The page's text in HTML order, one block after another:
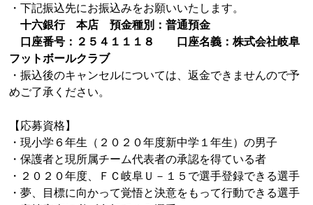
・下記振込先にお振込みをお願いいたします。
十六銀行 本店 預金種別：普通預金
口座番号：２５４１１１８ 口座名義：株式会社岐阜
フットボールクラブ
・振込後のキャンセルについては、返金できませんので予
めご了承ください。
【応募資格】
・現小学６年生（２０２０年度新中学１年生）の男子
・保護者と現所属チーム代表者の承認を得ている者
・２０２０年度、ＦＣ岐阜Ｕ－１５で選手登録できる選手
・夢、目標に向かって覚悟と決意をもって行動できる選手